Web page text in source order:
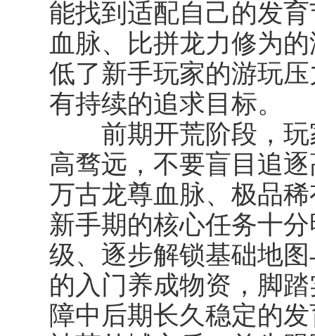
能找到适配自己的发
血脉、比拼龙力修为
低了新手玩家的游玩
有持续的追求目标。
前期开荒阶段，玩
高骛远，不要盲目追
万古龙尊血脉、极品
新手期的核心任务十
级、逐步解锁基础地
的入门养成物资，脚
障中后期长久稳定的